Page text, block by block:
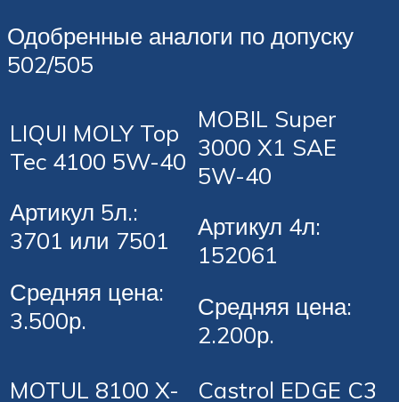
Одобренные аналоги по допуску
502/505
LIQUI MOLY Top
Tec 4100 5W-40
Артикул 5л.:
3701 или 7501
Средняя цена:
3.500р.
MOBIL Super
3000 X1 SAE
5W-40
Артикул 4л:
152061
Средняя цена:
2.200р.
MOTUL 8100 X-
Castrol EDGE C3